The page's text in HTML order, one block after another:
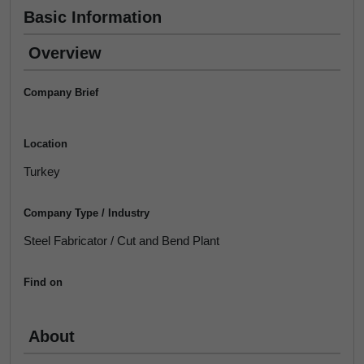
Basic Information
Overview
Company Brief
Location
Turkey
Company Type / Industry
Steel Fabricator / Cut and Bend Plant
Find on
About